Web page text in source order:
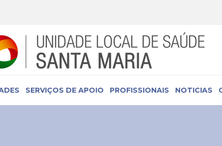
SERVIÇOS DE APOIO PROFISSIONAIS NOTICIAS